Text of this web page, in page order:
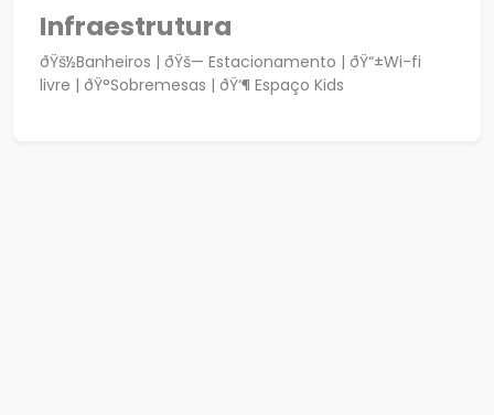
Infraestrutura
ðŸš½Banheiros | ðŸš— Estacionamento | ðŸ“±Wi-fi
livre | ðŸ°Sobremesas | ðŸ‘¶ Espaço Kids